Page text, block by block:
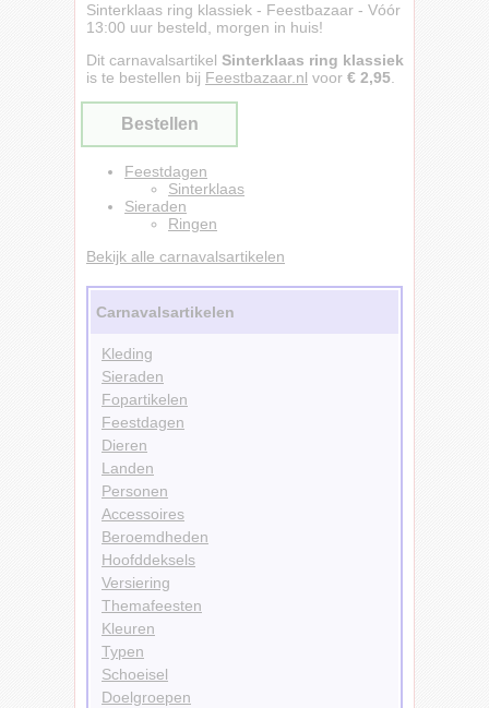
Sinterklaas ring klassiek - Feestbazaar - Vóór
13:00 uur besteld, morgen in huis!
Dit carnavalsartikel Sinterklaas ring klassiek
is te bestellen bij Feestbazaar.nl voor € 2,95
Bestellen
Feestdagen
Sinterklaas
Sieraden
Ringen
Bekijk alle carnavalsartikelen
Carnavalsartikelen
Kleding
Sieraden
Fopartikelen
Feestdagen
Dieren
Landen
Personen
Accessoires
Beroemdheden
Hoofddeksels
Versiering
Themafeesten
Kleuren
Typen
Schoeisel
Doelgroepen